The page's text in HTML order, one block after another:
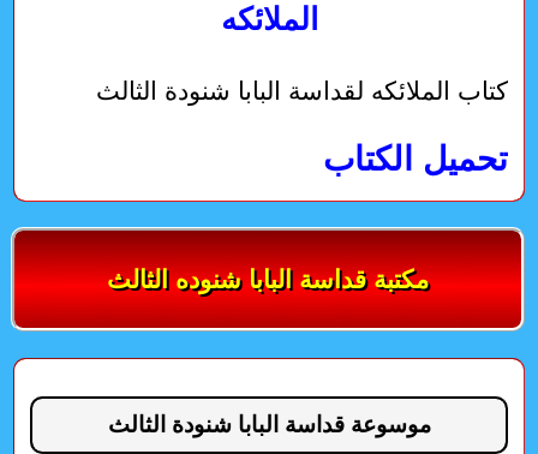
الملائكه
كتاب الملائكه لقداسة البابا شنودة الثالث
تحميل الكتاب
مكتبة قداسة البابا شنوده الثالث
موسوعة قداسة البابا شنودة الثالث